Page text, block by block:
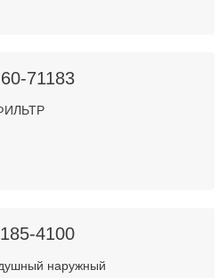
71183
4100
наружный